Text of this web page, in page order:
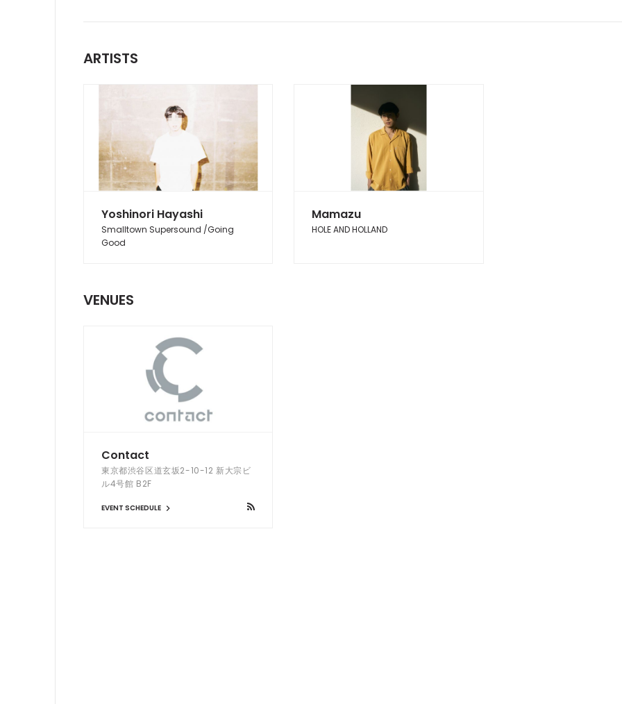
ARTISTS
Yoshinori Hayashi
Smalltown Supersound /Going
Good
Mamazu
HOLE AND HOLLAND
VENUES
Contact
東京都渋谷区道玄坂2-10-12 新大宗ビ
ル4号館 B2F
EVENT SCHEDULE